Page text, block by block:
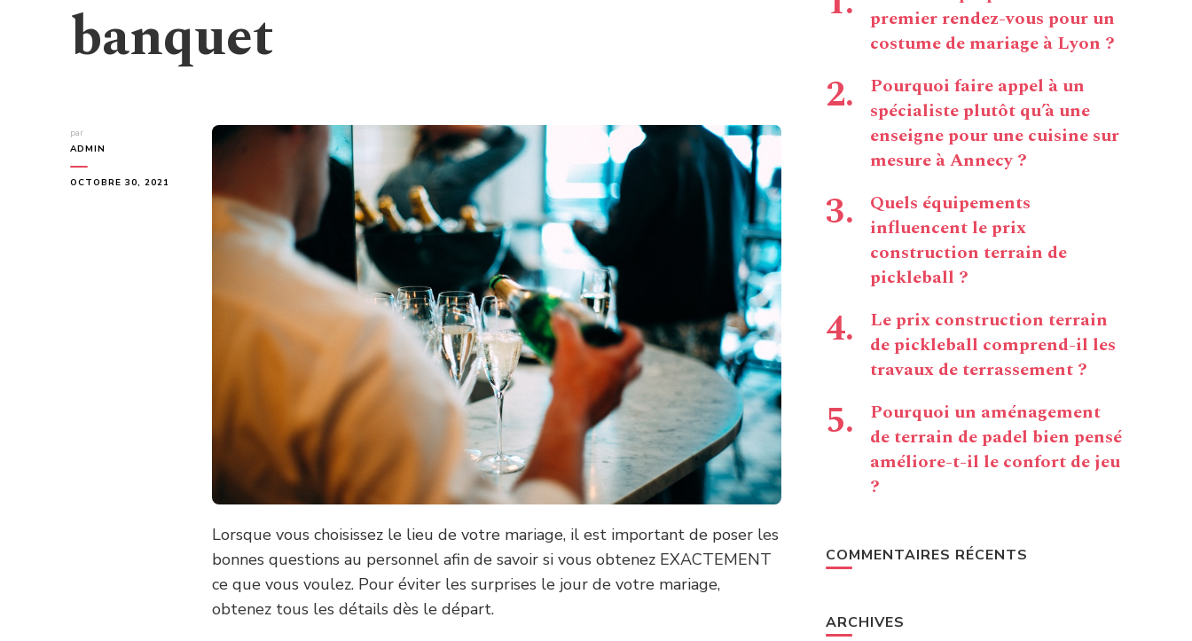
banquet
par
ADMIN
OCTOBRE 30, 2021
Lorsque vous choisissez le lieu de votre mariage, il est important de poser les
bonnes questions au personnel afin de savoir si vous obtenez EXACTEMENT
ce que vous voulez. Pour éviter les surprises le jour de votre mariage,
obtenez tous les détails dès le départ.
premier rendez-vous pour un
costume de mariage à Lyon ?
Pourquoi faire appel à un
spécialiste plutôt qu’à une
enseigne pour une cuisine sur
mesure à Annecy ?
Quels équipements
influencent le prix
construction terrain de
pickleball ?
Le prix construction terrain
de pickleball comprend-il les
travaux de terrassement ?
Pourquoi un aménagement
de terrain de padel bien pensé
améliore-t-il le confort de jeu
?
COMMENTAIRES RÉCENTS
ARCHIVES